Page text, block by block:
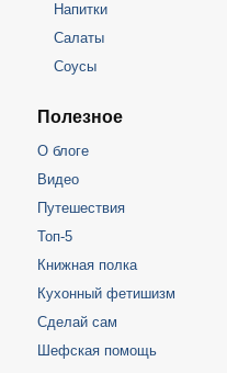
Напитки
Салаты
Соусы
Полезное
О блоге
Видео
Путешествия
Топ-5
Книжная полка
Кухонный фетишизм
Сделай сам
Шефская помощь